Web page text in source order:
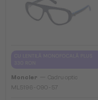
Moncler
Cadru optic
ML5196 - 090 - 57